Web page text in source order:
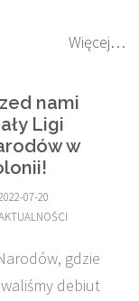
Więcej…
nami
Ligi
w
07-20
gdzie
debiut